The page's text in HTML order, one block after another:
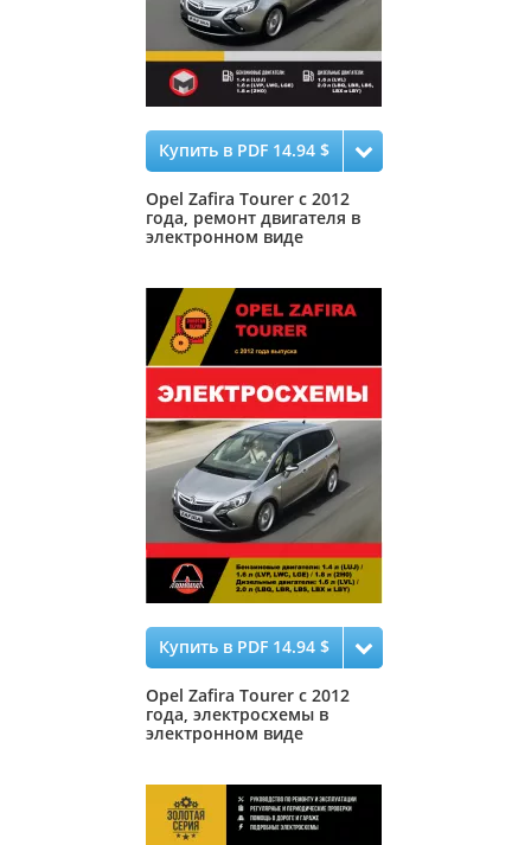
Купить в PDF 14.94 $
Opel Zafira Tourer с 2012
года, ремонт двигателя в
электронном виде
Купить в PDF 14.94 $
Opel Zafira Tourer с 2012
года, электросхемы в
электронном виде